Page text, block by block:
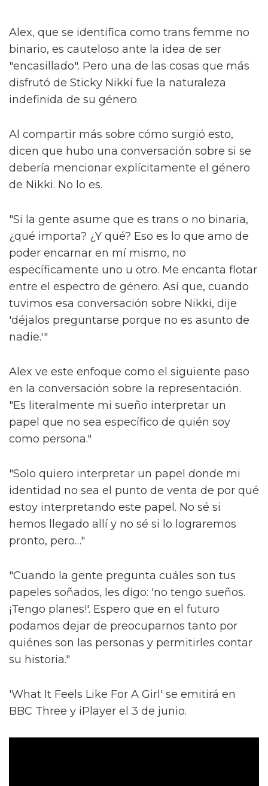
Alex, que se identifica como trans femme no
binario, es cauteloso ante la idea de ser
"encasillado". Pero una de las cosas que más
disfrutó de Sticky Nikki fue la naturaleza
indefinida de su género.
Al compartir más sobre cómo surgió esto,
dicen que hubo una conversación sobre si se
debería mencionar explícitamente el género
de Nikki. No lo es.
"Si la gente asume que es trans o no binaria,
¿qué importa? ¿Y qué? Eso es lo que amo de
poder encarnar en mí mismo, no
específicamente uno u otro. Me encanta flotar
entre el espectro de género. Así que, cuando
tuvimos esa conversación sobre Nikki, dije
'déjalos preguntarse porque no es asunto de
nadie.'"
Alex ve este enfoque como el siguiente paso
en la conversación sobre la representación.
"Es literalmente mi sueño interpretar un
papel que no sea específico de quién soy
como persona."
"Solo quiero interpretar un papel donde mi
identidad no sea el punto de venta de por qué
estoy interpretando este papel. No sé si
hemos llegado allí y no sé si lo lograremos
pronto, pero…"
"Cuando la gente pregunta cuáles son tus
papeles soñados, les digo: 'no tengo sueños.
¡Tengo planes!'. Espero que en el futuro
podamos dejar de preocuparnos tanto por
quiénes son las personas y permitirles contar
su historia."
'What It Feels Like For A Girl' se emitirá en
BBC Three y iPlayer el 3 de junio.